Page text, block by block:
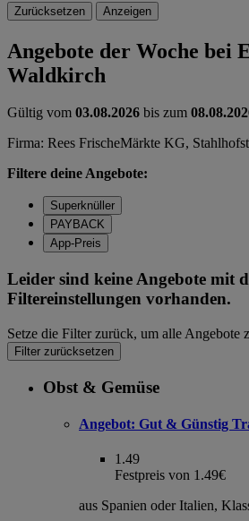
Zurücksetzen Anzeigen
Angebote der Woche bei
Waldkirch
Gültig vom 03.08.2026 bis zum
Firma: Rees FrischeMärkte KG,
Filtere deine Angebote:
Superknüller
PAYBACK
App-Preis
Leider sind keine Angebote mit
Filtereinstellungen vorhanden.
Setze die Filter zurück, um alle Angebote
Filter zurücksetzen
Obst & Gemüse
Angebot: Gut & Günstig
1.49
Festpreis von 1.49€
aus Spanien oder Italien,